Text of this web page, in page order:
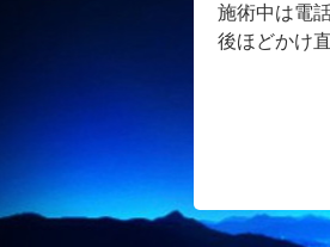
施術中は電
後ほどかけ